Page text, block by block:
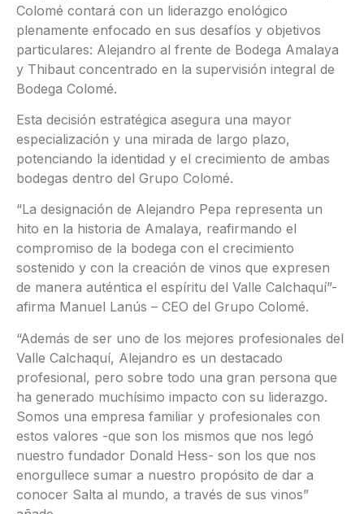
Colomé contará con un liderazgo enológico
plenamente enfocado en sus desafíos y objetivos
particulares: Alejandro al frente de Bodega Amalaya
y Thibaut concentrado en la supervisión integral de
Bodega Colomé.
Esta decisión estratégica asegura una mayor
especialización y una mirada de largo plazo,
potenciando la identidad y el crecimiento de ambas
bodegas dentro del Grupo Colomé.
“La designación de Alejandro Pepa representa un
hito en la historia de Amalaya, reafirmando el
compromiso de la bodega con el crecimiento
sostenido y con la creación de vinos que expresen
de manera auténtica el espíritu del Valle Calchaquí”-
afirma Manuel Lanús – CEO del Grupo Colomé.
“Además de ser uno de los mejores profesionales del
Valle Calchaquí, Alejandro es un destacado
profesional, pero sobre todo una gran persona que
ha generado muchísimo impacto con su liderazgo.
Somos una empresa familiar y profesionales con
estos valores -que son los mismos que nos legó
nuestro fundador Donald Hess- son los que nos
enorgullece sumar a nuestro propósito de dar a
conocer Salta al mundo, a través de sus vinos”